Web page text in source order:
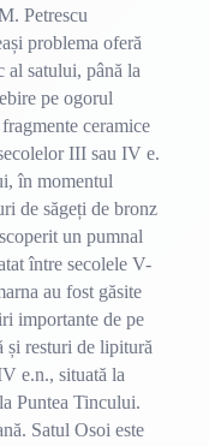
Petrescu
problema oferă
al satului, până la
pe ogorul
ceramice
III sau IV e.
în momentul
de săgeți de bronz
un pumnal
între secolele V-
au fost găsite
importante de pe
și resturi de lipitură
e.n., situată la
Puntea Tincului.
Satul Osoi este